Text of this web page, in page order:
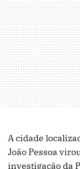
A cidade
João Pessoa
investigação da